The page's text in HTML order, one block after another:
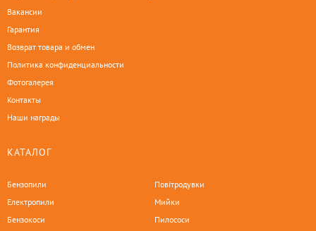
Вакансии
Гарантия
Возврат товара и обмен
Политика конфиденциальности
Фотогалерея
Контакты
Наши награды
КАТАЛОГ
Бензопили
Електропили
Бензокоси
Повітродувки
Мийки
Пилососи